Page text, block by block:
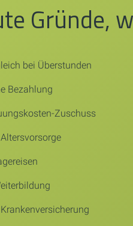
Gründe,
bei Überstunden
Bezahlung
Zuschuss